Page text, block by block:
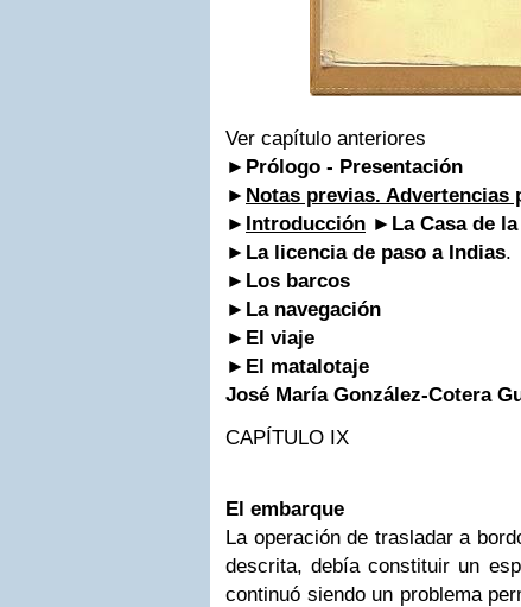
Ver capítulo anteriores
► Prólogo - Presentación
► Notas previas. Advertencias
► Introducción ► La Casa de
► La licencia de paso a Indias.
► Los barcos
► La navegación
► El viaje
► El matalotaje
José María González-Cotera
CAPÍTULO IX
El embarque
La operación de trasladar a
descrita, debía constituir un
continuó siendo un problema